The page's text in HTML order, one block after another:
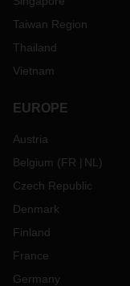
Taiwan Region
Thailand
Vietnam
EUROPE
Austria
Belgium (FR NL )
Czech Republic
Denmark
Finland
France
Germany